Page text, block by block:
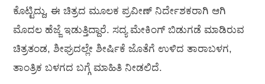
ಕೊಟ್ಟಿದ್ದು, ಈ ಚಿತ್ರದ ಮೂಲಕ ಪ್ರವೀಣ್ ನಿರ್ದೇಶಕರಾಗಿ ಆಗಿ
ಮೊದಲ ಹೆಜ್ಜೆ ಇಡುತ್ತಿದ್ದಾರೆ. ಸದ್ಯ ಮೇಕಿಂಗ್ ಬಿಡುಗಡೆ ಮಾಡಿರುವ
ಚಿತ್ರತಂಡ, ಶೀಘ್ರದಲ್ಲೇ ಶೀರ್ಷಿಕೆ ಜೊತೆಗೆ ಉಳಿದ ತಾರಾಬಳಗ,
ತಾಂತ್ರಿಕ ಬಳಗದ ಬಗ್ಗೆ ಮಾಹಿತಿ ನೀಡಲಿದೆ.